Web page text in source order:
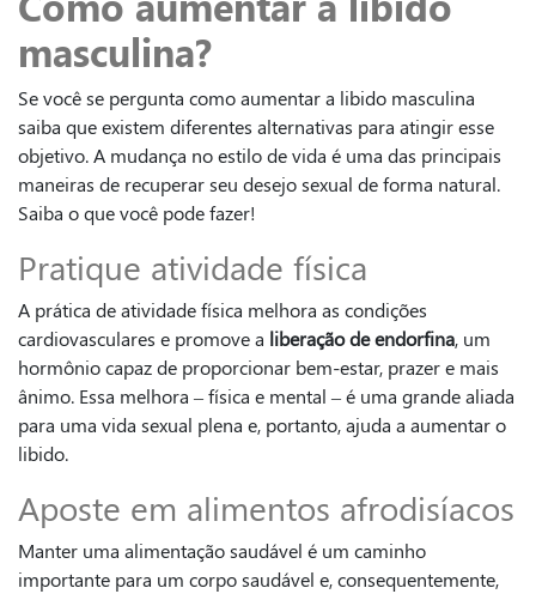
masculina?
Se você se pergunta como aumentar a libido masculina
saiba que existem diferentes alternativas para atingir esse
objetivo. A mudança no estilo de vida é uma das principais
maneiras de recuperar seu desejo sexual de forma natural.
Saiba o que você pode fazer!
Pratique atividade física
A prática de atividade física melhora as condições
cardiovasculares e promove a liberação de endorfina, um
hormônio capaz de proporcionar bem-estar, prazer e mais
ânimo. Essa melhora – física e mental – é uma grande aliada
para uma vida sexual plena e, portanto, ajuda a aumentar o
libido.
Aposte em alimentos afrodisíacos
Manter uma alimentação saudável é um caminho
importante para um corpo saudável e, consequentemente,